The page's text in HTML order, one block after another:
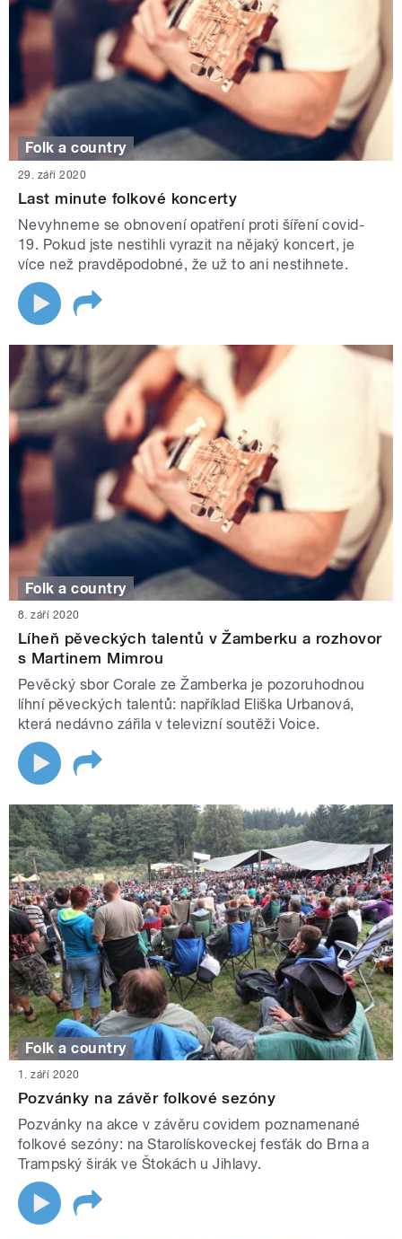
Folk a country
29. září 2020
Last minute folkové koncerty
Nevyhneme se obnovení opatření proti šíření covid-
19. Pokud jste nestihli vyrazit na nějaký koncert, je
více než pravděpodobné, že už to ani nestihnete.
Folk a country
8. září 2020
Líheň pěveckých talentů v Žamberku a rozhovor
s Martinem Mimrou
Pevěcký sbor Corale ze Žamberka je pozoruhodnou
líhní pěveckých talentů: například Eliška Urbanová,
která nedávno zářila v televizní soutěži Voice.
Folk a country
1. září 2020
Pozvánky na závěr folkové sezóny
Pozvánky na akce v závěru covidem poznamenané
folkové sezóny: na Starolískoveckej fesťák do Brna a
Trampský širák ve Štokách u Jihlavy.